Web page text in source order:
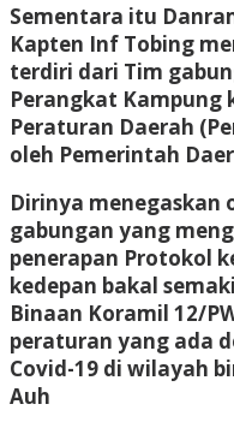
Sementara itu
Kapten Inf Tobing
terdiri dari Tim
Perangkat Kampung
Peraturan Daerah
oleh Pemerintah
Dirinya menegaskan
gabungan yang
penerapan Protokol
kedepan bakal
Binaan Koramil 12/
peraturan yang ada
Covid-19 di wilayah
Auh